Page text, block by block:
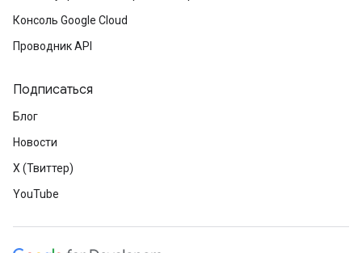
Консоль Google Cloud
Проводник API
Подписаться
Блог
Новости
X (Твиттер)
YouTube